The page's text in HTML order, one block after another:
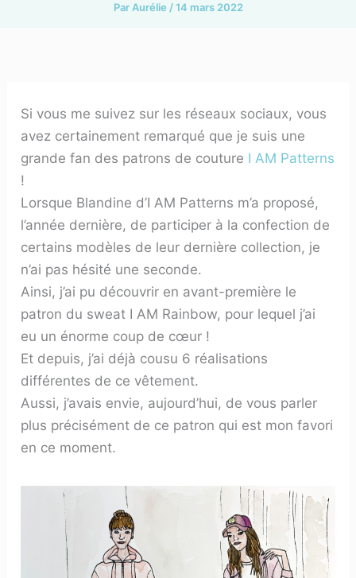
Par Aurélie /14 mars 2022
Si vous me suivez sur les réseaux sociaux, vous
avez certainement remarqué que je suis une
grande fan des patrons de couture I AM Patterns
!
Lorsque Blandine d’I AM Patterns m’a proposé,
l’année dernière, de participer à la confection de
certains modèles de leur dernière collection, je
n’ai pas hésité une seconde.
Ainsi, j’ai pu découvrir en avant-première le
patron du sweat I AM Rainbow, pour lequel j’ai
eu un énorme coup de cœur !
Et depuis, j’ai déjà cousu 6 réalisations
différentes de ce vêtement.
Aussi, j’avais envie, aujourd’hui, de vous parler
plus précisément de ce patron qui est mon favori
en ce moment.